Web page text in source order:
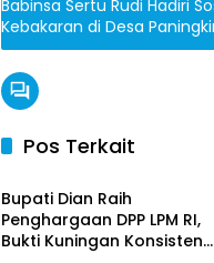
Babinsa Sertu Rudi Hadiri
Kebakaran di Desa
Pos Terkait
Daerah
Bupati Dian Raih
Penghargaan DPP LPM RI,
Bukti Kuningan Konsisten